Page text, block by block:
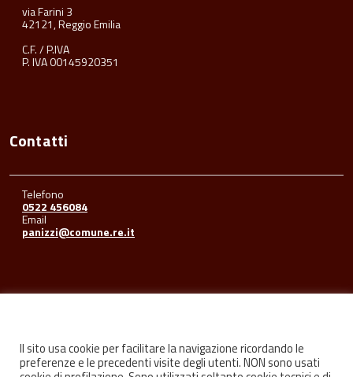
via Farini 3
42121, Reggio Emilia
C.F. / P.IVA
P. IVA 00145920351
Contatti
Telefono
0522 456084
Email
panizzi@comune.re.it
Il sito usa cookie per facilitare la navigazione ricordando le
preferenze e le precedenti visite degli utenti. NON sono usati